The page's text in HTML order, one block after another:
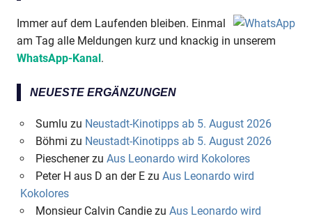
Anzeige
Immer auf dem Laufenden bleiben. Einmal
am Tag alle Meldungen kurz und knackig in unserem
WhatsApp-Kanal.
NEUESTE ERGÄNZUNGEN
Sumlu zu Neustadt-Kinotipps ab 5. August 2026
Böhmi zu Neustadt-Kinotipps ab 5. August 2026
Pieschenerzu Aus Leonardo wird Kokolores
Peter H aus D an der Ezu Aus Leonardo wird
Kokolores
Monsieur Calvin Candiezu Aus Leonardo wird